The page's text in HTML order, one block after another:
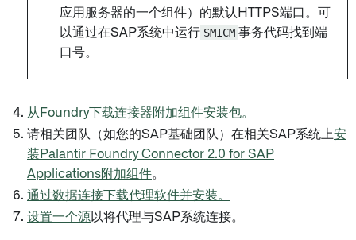
应用服务器的一个组件）的默认HTTPS端口。可
以通过在SAP系统中运行 SMICM 事务代码找到端
口号。
从Foundry下载连接器附加组件安装包。
请相关团队（如您的SAP基础团队）在相关SAP系统上安
装Palantir Foundry Connector 2.0 for SAP
Applications附加组件。
通过数据连接下载代理软件并安装。
设置一个源 以将代理与SAP系统连接。